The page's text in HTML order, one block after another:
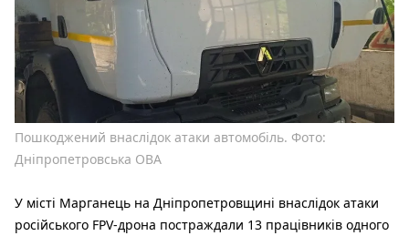
Пошкоджений внаслідок атаки автомобіль. Фото:
Дніпропетровська ОВА
У місті Марганець на Дніпропетровщині внаслідок атаки
російського FPV-дрона постраждали 13 працівників одного